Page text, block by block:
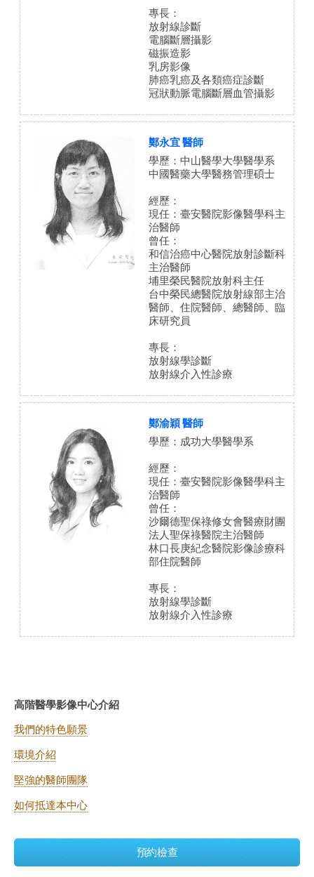
專長：
放射線診斷
電腦斷層攝影
磁振造影
乳房影像
肺癌乳癌及各類癌症診斷
冠狀動脈電腦斷層血管攝影
鄭永宜 醫師
學歷：中山醫學大學醫學系
中國醫藥大學醫務管理碩士
經歷：
現任：臺安醫院影像醫學科主
治醫師
曾任：
和信治癌中心醫院放射診斷科
主治醫師
埔里榮民醫院放射科主任
台中榮民總醫院放射線部主治
醫師、住院醫師、總醫師、臨
床研究員
專長：
放射線學診斷
放射線介入性診療
鄭渝穎 醫師
學歷：成功大學醫學系
經歷：
現任：臺安醫院影像醫學科主
治醫師
曾任：
沙爾德聖保祿修女會醫療財團
法人聖保祿醫院主治醫師
林口長庚紀念醫院影像診療科
部住院醫師
專長：
放射線學診斷
放射線介入性診療
高階醫學影像中心介紹
我們的特色願景
環境介紹
堅強的醫師團隊
如何抵達本中心
預約檢查